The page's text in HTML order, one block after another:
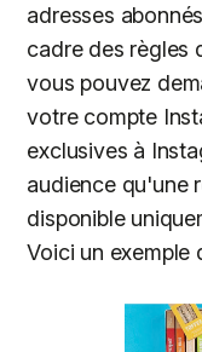
adresses
cadre des règles
vous pouvez
votre compte
exclusives à
audience qu'une
disponible
Voici un exemple